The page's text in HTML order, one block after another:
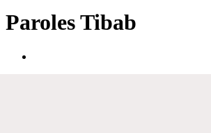
ParolesTibab